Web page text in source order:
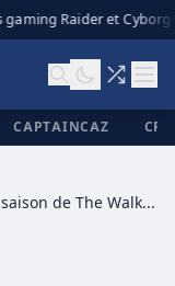
Raider et Cyborg
CAPTAINCAZ
Trailer pour l’ultime saison de The Walking Dead !